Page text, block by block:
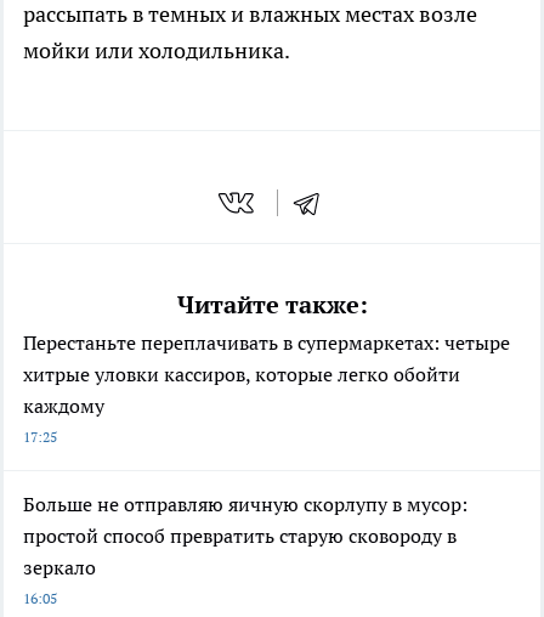
рассыпать в темных и влажных местах возле
мойки или холодильника.
Читайте также:
Перестаньте переплачивать в супермаркетах: четыре
хитрые уловки кассиров, которые легко обойти
каждому
17:25
Больше не отправляю яичную скорлупу в мусор:
простой способ превратить старую сковороду в
зеркало
16:05